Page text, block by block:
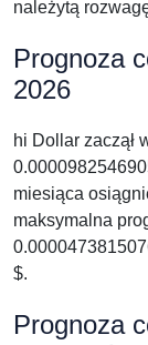
należytą
Prognoza
2026
hi Dollar zaczął
miesiąca
maksymalna
$.
Prognoza